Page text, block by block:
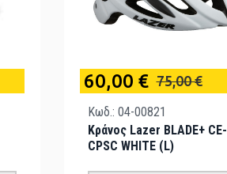
60,00 € 75,00 €
Κωδ.: 04-00821
Κράνος Lazer BLADE+ CE-
CPSC WHITE (L)